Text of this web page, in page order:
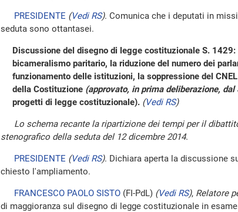
PRESIDENTE (Vedi RS). Comunica che i deputati in
seduta sono ottantasei.
Discussione del disegno di legge costituzionale S.
bicameralismo paritario, la riduzione del numero dei
funzionamento delle istituzioni, la soppressione del
della Costituzione (approvato, in prima deliberazione, dal
progetti di legge costituzionale). (Vedi RS)
Lo schema recante la ripartizione dei tempi per il
stenografico della seduta del 12 dicembre 2014.
PRESIDENTE (Vedi RS). Dichiara aperta la discussione
chiesto l'ampliamento.
FRANCESCO PAOLO SISTO (FI-PdL) (Vedi RS), Relatore
di maggioranza sul disegno di legge costituzionale in